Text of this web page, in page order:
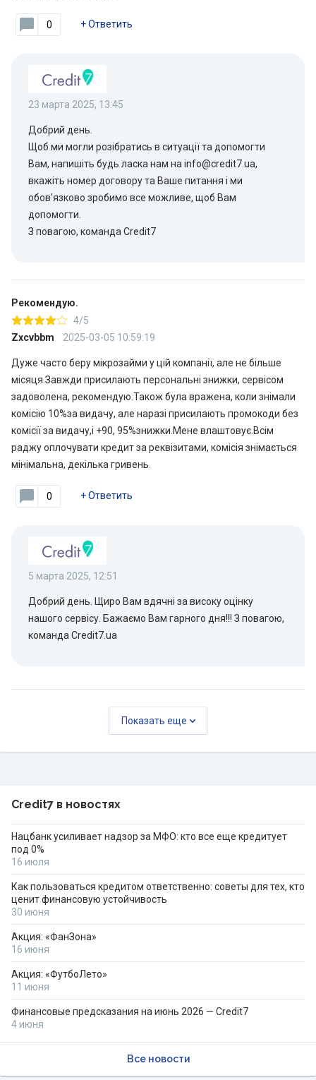
0 +Ответить
23 марта 2025, 13:45
Добрий день.
Щоб ми могли розібратись в ситуації та допомогти
Вам, напишіть будь ласка нам на info@credit7.ua,
вкажіть номер договору та Ваше питання і ми
обов'язково зробимо все можливе, щоб Вам
допомогти.
З повагою, команда Credit7
Рекомендую.
4/5
Zxcvbbm
2025-03-05 10:59:19
Дуже часто беру мікрозайми у цій компанії, але не більше
місяця.Завжди присилають персональні знижки, сервісом
задоволена, рекомендую.Також була вражена, коли знімали
комісію 10%за видачу, але наразі присилають промокоди без
комісії за видачу,і +90, 95%знижки.Мене влаштовує.Всім
раджу оплочувати кредит за реквізитами, комісія знімається
мінімальна, декілька гривень.
0 +Ответить
5 марта 2025, 12:51
Добрий день. Щиро Вам вдячні за високу оцінку
нашого сервісу. Бажаємо Вам гарного дня!!! З повагою,
команда Сredit7.ua
Показать еще
Credit7 в новостях
Нацбанк усиливает надзор за МФО: кто все еще кредитует
под 0%
16 июля
Как пользоваться кредитом ответственно: советы для тех, кто
ценит финансовую устойчивость
30 июня
Акция: «ФанЗона»
16 июня
Акция: «ФутбоЛето»
11 июня
Финансовые предсказания на июнь 2026 — Credit7
4 июня
Все новости